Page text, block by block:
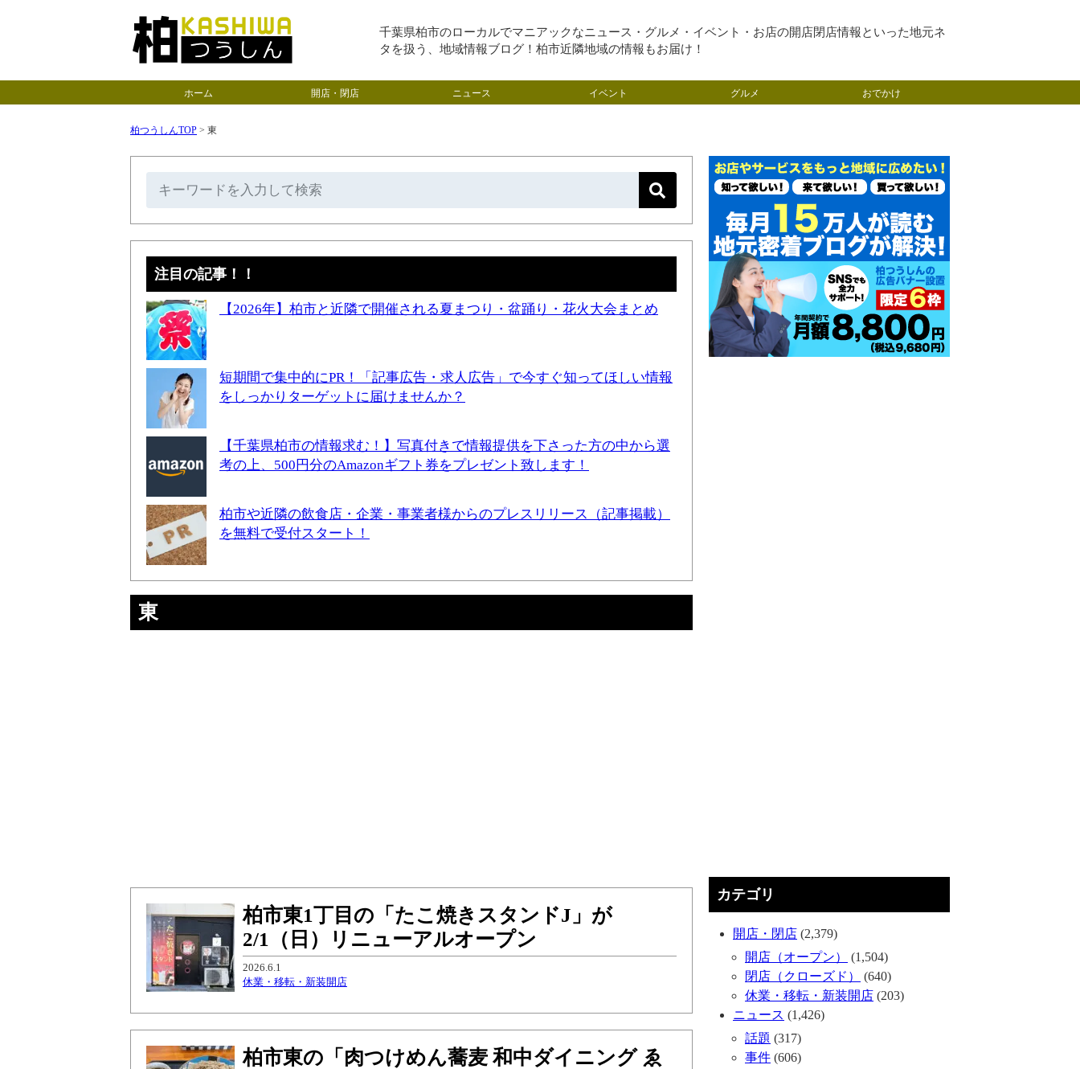
千葉県柏市のローカルでマニアックなニュース・グルメ・イベント・お店の開店閉店情報といった地元ネ
タを扱う、地域情報ブログ！柏市近隣地域の情報もお届け！
ホーム 開店・閉店 ニュース イベント グルメ おでかけ
柏つうしんTOP > 東
注目の記事！！
【2026年】柏市と近隣で開催される夏まつり・盆踊り・花火大会まとめ
短期間で集中的にPR！「記事広告・求人広告」で今すぐ知ってほしい情報
をしっかりターゲットに届けませんか？
【千葉県柏市の情報求む！】写真付きで情報提供を下さった方の中から選
考の上、500円分のAmazonギフト券をプレゼント致します！
柏市や近隣の飲食店・企業・事業者様からのプレスリリース（記事掲載）
を無料で受付スタート！
東
柏市東1丁目の「たこ焼きスタンドJ」が
2/1（日）リニューアルオープン
2026.6.1
休業・移転・新装開店
柏市東の「肉つけめん蕎麦 和中ダイニング ゑ
カテゴリ
開店・閉店 (2,379)
開店（オープン）
(1,504)
閉店（クローズド）
(640)
休業・移転・新装開店 (203)
ニュース (1,426)
話題 (317)
事件 (606)